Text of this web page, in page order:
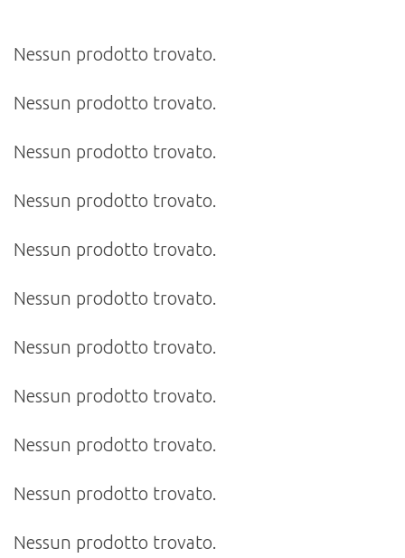
Nessun prodotto trovato.
Nessun prodotto trovato.
Nessun prodotto trovato.
Nessun prodotto trovato.
Nessun prodotto trovato.
Nessun prodotto trovato.
Nessun prodotto trovato.
Nessun prodotto trovato.
Nessun prodotto trovato.
Nessun prodotto trovato.
Nessun prodotto trovato.